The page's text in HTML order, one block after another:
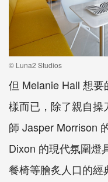
© Luna2 Studios
但 Melanie Hall 想
樣而已，除了親自
師 Jasper Morrison
Dixon 的現代氛圍燈
餐椅等膾炙人口的